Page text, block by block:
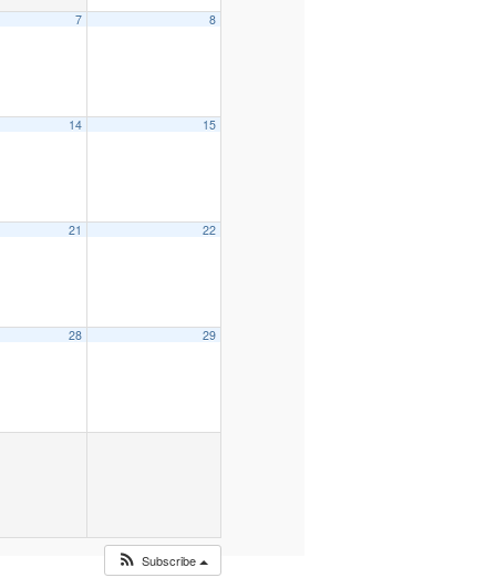
7 8
14 15
21 22
28 29
Subscribe